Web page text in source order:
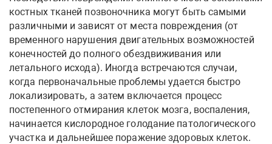
костных тканей позвоночника могут быть самыми
различными и зависят от места повреждения (от
временного нарушения двигательных возможностей
конечностей до полного обездвиживания или
летального исхода). Иногда встречаются случаи,
когда первоначальные проблемы удается быстро
локализировать, а затем включается процесс
постепенного отмирания клеток мозга, воспаления,
начинается кислородное голодание патологического
участка и дальнейшее поражение здоровых клеток.